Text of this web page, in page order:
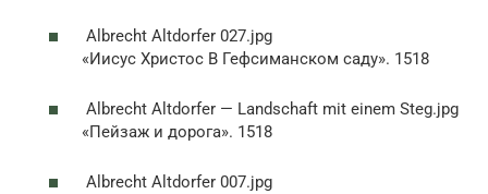
Albrecht Altdorfer 027.jpg
«Иисус Христос В Гефсиманском саду». 1518
Albrecht Altdorfer — Landschaft mit einem Steg.jpg
«Пейзаж и дорога». 1518
Albrecht Altdorfer 007.jpg